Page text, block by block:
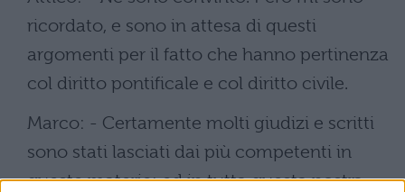
ricordato, e sono in attesa di questi
argomenti per il fatto che hanno pertinenza
col diritto pontificale e col diritto civile.
Marco: - Certamente molti giudizi e scritti
sono stati lasciati dai più competenti in
queste materie; ed in tutta questa nostra